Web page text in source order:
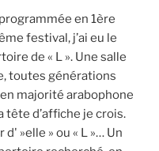
en 1ère
festival, j’ai eu le
de « L ». Une salle
toutes générations
majorité arabophone
tête d’affiche je crois.
»elle » ou « L »… Un